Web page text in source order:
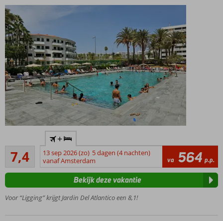
Logies &
Ontbijt,
Halfpension
of All
Incusive
levendige
omgeving
op
loopafstand
3
7,4
Voldoende/goed
148
beoordelingen
+
13 sep 2026 (zo) 5 dagen (4 nachten)
vanaf Amsterdam
va 564 p.p.
Voor “Ligging” krijgt Jardin Del Atlantico een 8,1!
Bekijk deze vakantie